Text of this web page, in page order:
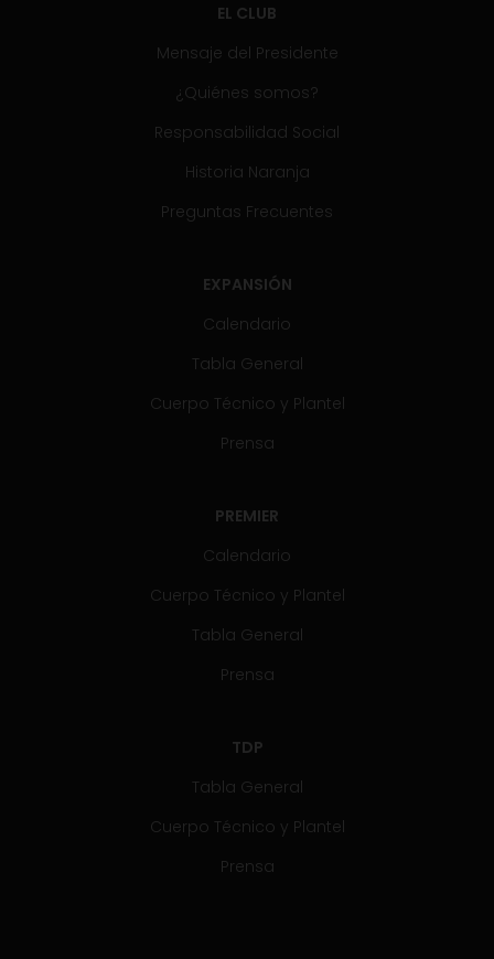
EL CLUB
Mensaje del Presidente
¿Quiénes somos?
Responsabilidad Social
Historia Naranja
Preguntas Frecuentes
EXPANSIÓN
Calendario
Tabla General
Cuerpo Técnico y Plantel
Prensa
PREMIER
Calendario
Cuerpo Técnico y Plantel
Tabla General
Prensa
TDP
Tabla General
Cuerpo Técnico y Plantel
Prensa